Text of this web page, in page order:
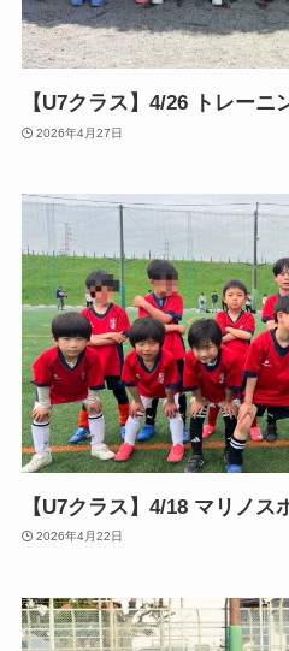
【U7クラス】4/26 トレーニ
2026年4月27日
【U7クラス】4/18 マリノ
2026年4月22日